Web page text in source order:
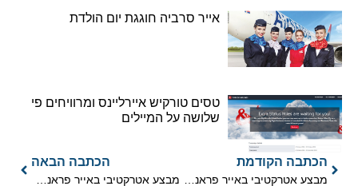
אייר סרביה חוגגת יום הולדת
טסים טורקיש איירליינס ומרוויחים פי
שלושה על המיילים
הכתבה הקודמת הכתבה הבאה